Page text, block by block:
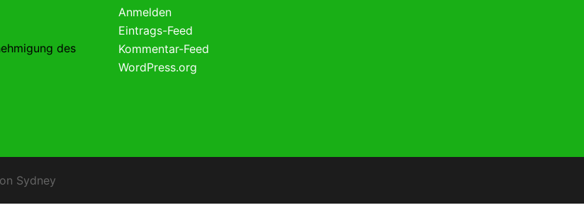
des
Anmelden
Eintrags-Feed
Kommentar-Feed
WordPress.org
Sydney